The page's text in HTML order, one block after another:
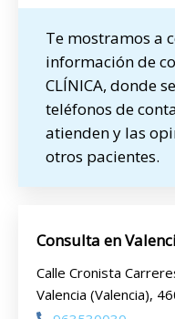
Te mostramos a
información de
CLÍNICA, donde
teléfonos de
atienden y las
otros pacientes.
Consulta en
Calle Cronista
Valencia (Valencia),